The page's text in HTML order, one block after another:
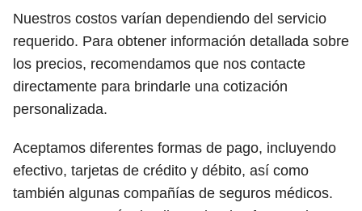
Nuestros costos varían dependiendo del servicio
requerido. Para obtener información detallada sobre
los precios, recomendamos que nos contacte
directamente para brindarle una cotización
personalizada.
Aceptamos diferentes formas de pago, incluyendo
efectivo, tarjetas de crédito y débito, así como
también algunas compañías de seguros médicos.